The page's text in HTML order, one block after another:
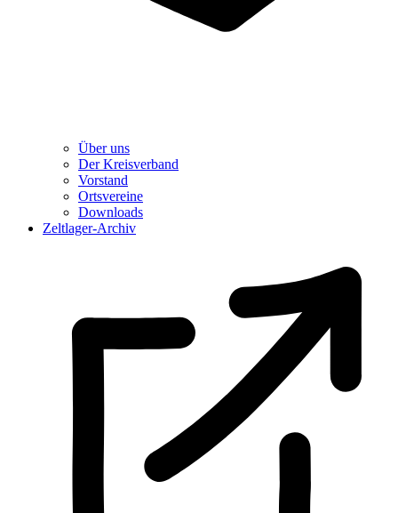
Über uns
Der Kreisverband
Vorstand
Ortsvereine
Downloads
Zeltlager-Archiv